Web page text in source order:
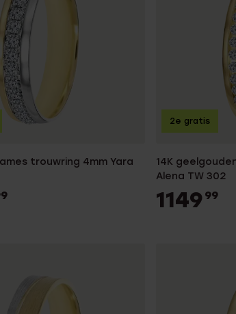
trouwring 4mm Yara
14K
Alena TW 302
1149 99
2e gratis